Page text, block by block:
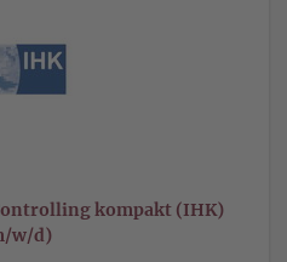
kompakt (IHK)
w/d)